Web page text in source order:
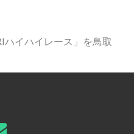
イハイレース」を鳥取